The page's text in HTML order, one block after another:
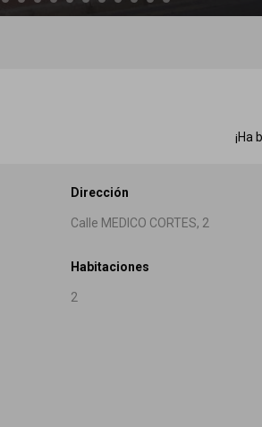
¡Ha
Dirección
Calle MEDICO CORTES, 2
Habitaciones
2